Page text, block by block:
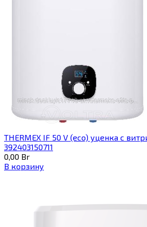
THERMEX IF 50 V (eco) уценка c
392403150711
0,00 Br
В корзину